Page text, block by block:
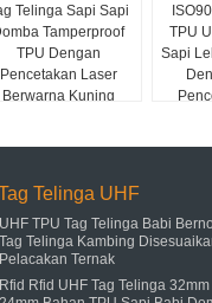
Telinga Sapi Sapi
Tamperproof
TPU Dengan
Pencetakan Laser
Berwarna Kuning
TPU
Sapi
Telinga UHF
UHF TPU Tag Telinga Babi
Tag Telinga Kambing
Pelacakan Ternak
Rfid Rfid UHF Tag Telinga 32mm